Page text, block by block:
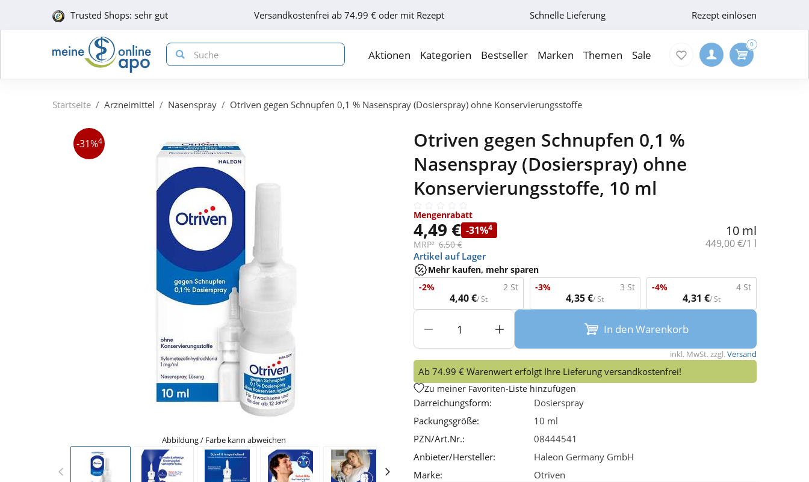
Trusted Shops: sehr gut Versandkostenfrei ab 74.99 € oder mit Rezept Schnelle Lieferung Rezept einlösen
Aktionen Kategorien Bestseller Marken Themen Sale
0
Startseite Arzneimittel Nasenspray Otriven gegen Schnupfen 0,1 % Nasenspray (Dosierspray) ohne Konservierungsstoffe
-31%4
Abbildung / Farbe kann abweichen
Otriven gegen Schnupfen 0,1 %
Nasenspray (Dosierspray) ohne
Konservierungsstoffe, 10 ml
Mengenrabatt
4,49 € -31%4
MRP² 6,50 €
10 ml
Grundpreis:
449,00 €/1 l
Artikel auf Lager
Mehr kaufen, mehr sparen
-2%
2 St
4,40 €/ St
-3% 3 St
4,35 €/ St
-4% 4 St
4,31 €/ St
In den Warenkorb
inkl. MwSt. zzgl.Versand
Ab 74.99 € Warenwert erfolgt Ihre Lieferung versandkostenfrei!
Zu meiner Favoriten-Liste hinzufügen
Darreichungsform:
Dosierspray
Packungsgröße:
10 ml
PZN/Art.Nr.:
08444541
Anbieter/Hersteller:
Haleon Germany GmbH
Marke:
Otriven